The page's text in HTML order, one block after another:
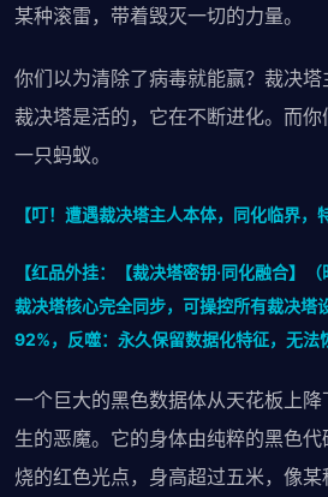
某种滚雷，带着毁灭一切的力量。
你们以为清除了病毒就能赢？裁决塔
裁决塔是活的，它在不断进化。而
一只蚂蚁。
【叮！遭遇裁决塔主人本体，同化临界，
【红品外挂：【裁决塔密钥·同化融合】
裁决塔核心完全同步，可操控所有裁决塔
92%，反噬：永久保留数据化特征，无法
一个巨大的黑色数据体从天花板上
生的恶魔。它的身体由纯粹的黑色
烧的红色光点，身高超过五米，像某